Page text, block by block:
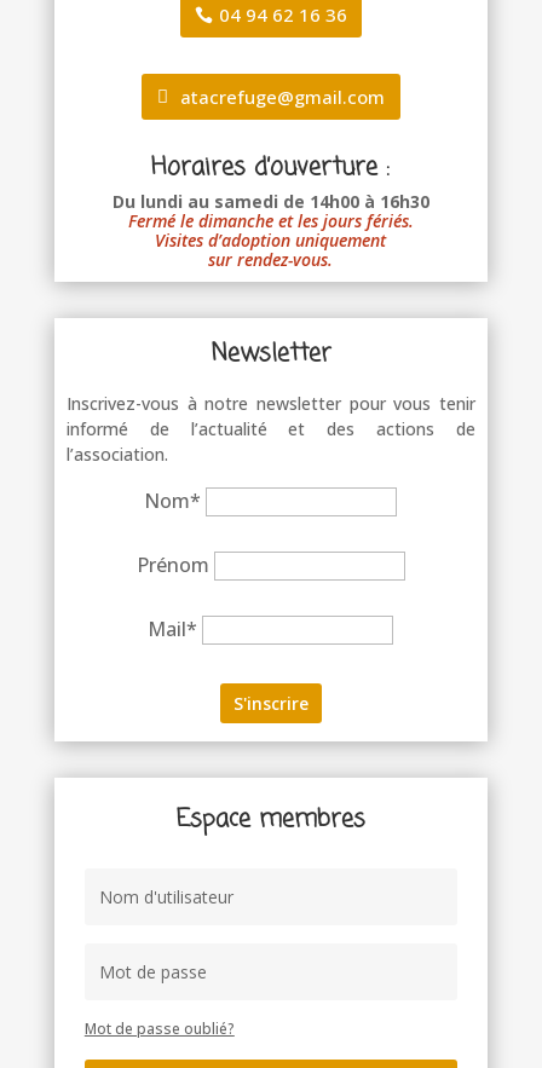
04 94 62 16 36
atacrefuge@gmail.com
Horaires d’ouverture :
Du lundi au samedi de 14h00 à 16h30
Fermé le dimanche et les jours fériés.
Visites d’adoption uniquement
sur rendez-vous.
Newsletter
Inscrivez-vous à notre newsletter pour vous tenir
informé de l’actualité et des actions de
l’association.
Nom*
Prénom
Mail*
Espace membres
Mot de passe oublié?